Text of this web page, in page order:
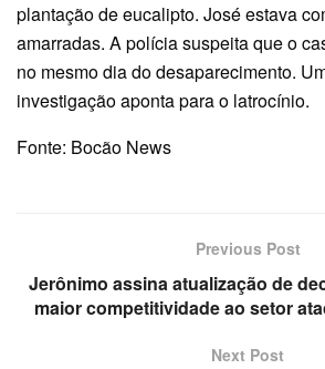
plantação de eucalipto. José estava
amarradas. A polícia suspeita que o
no mesmo dia do desaparecimento.
investigação aponta para o latrocínio.
Fonte: Bocão News
Previous Post
Jerônimo assina atualização de
maior competitividade ao setor
Next Post